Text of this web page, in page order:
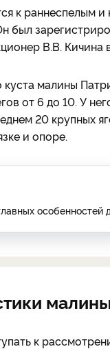
к раннеспелым
был
В.В.
малины
от 6 до 10. У
20 крупных
и опоре.
особенностей
к